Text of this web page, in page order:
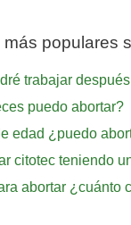
populares
trabajar
puedo abortar?
edad ¿puedo
citotec teniendo
abortar ¿cuánto